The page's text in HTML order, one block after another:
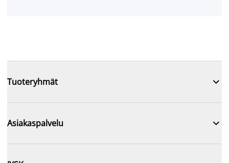
Tuoteryhmät 
Asiakaspalvelu 